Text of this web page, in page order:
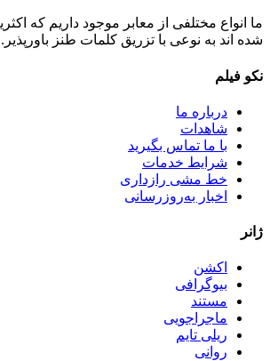
ما انواع مختلفی از معابر موجود داریم که
شده اند به نوعی با تزریق کلمات طنز باورپذیر.
نکو فیلم
درباره ما
شاهدات
با ما تماس بگیرید
شرایط خدمات
خط مشی رازداری
اخبار به‌روزرسانی
ژانر
اکشن
بیوگرافی
مستند
ماجراجویی
ریلی تایم
روانی